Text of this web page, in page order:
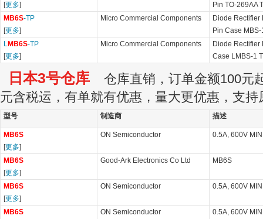
[更多]
Pin TO-269AA
MB6S-TP
[更多]
Micro Commercial Components
Diode Rectifier
Pin Case MBS-
LMB6S-TP
[更多]
Micro Commercial Components
Diode Rectifier
Case LMBS-1
日本3号仓库 仓库直销，订单金额100元
元含税运，有单就有优惠，量大更优惠，支持
型号 制造商 描述
MB6S
[更多]
ON Semiconductor 0.5A, 600V
MB6S
[更多]
Good-Ark Electronics Co Ltd MB6S
MB6S
[更多]
ON Semiconductor 0.5A, 600V
MB6S
ON Semiconductor 0.5A, 600V